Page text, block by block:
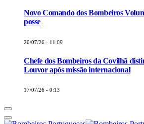
Novo Comando dos Bombeiros
posse
20/07/26 - 11:09
Chefe dos Bombeiros da Covilhã
Louvor após missão internacional
17/07/26 - 0:13